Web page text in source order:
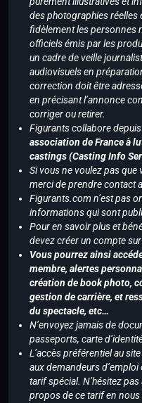
des photographies réelles
fidèlement les personnes
officiels émis par les
un cadre de veille
audiovisuels en
correction doit être
en précisant l’annonce
corriger ou retirer.
Figurants collabore
association de France à
castings (Casting Info
Si vous ne voulez pas
merci de prendre contact
Figurants.com n’est pas
informations qui sont
Pour en savoir plus et
devez créer un compte
Vous pourrez ainsi
membre, alertes
création de book photo,
gestion de carrière, et
du spectacle, etc…
N’envoyez jamais de
passeports, carte
L’accès préférentiel au
aux demandeurs
tarif spécial. N’hésitez
propos de ce tarif en